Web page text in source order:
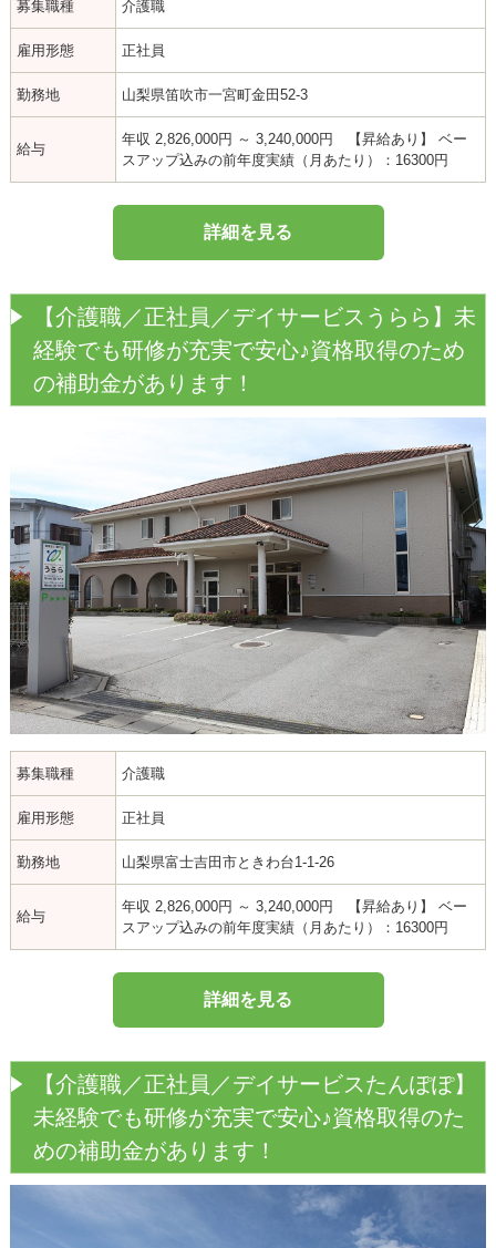
募集職種 介護職
雇用形態 正社員
勤務地 山梨県笛吹市一宮町金田52-3
給与
年収 2,826,000円 ～ 3,240,000円 【昇給あり】 ベー
スアップ込みの前年度実績（月あたり）：16300円
詳細を見る
【介護職／正社員／デイサービスうらら】未
経験でも研修が充実で安心♪資格取得のため
の補助金があります！
募集職種 介護職
雇用形態 正社員
勤務地 山梨県富士吉田市ときわ台1-1-26
給与
年収 2,826,000円 ～ 3,240,000円 【昇給あり】 ベー
スアップ込みの前年度実績（月あたり）：16300円
詳細を見る
【介護職／正社員／デイサービスたんぽぽ】
未経験でも研修が充実で安心♪資格取得のた
めの補助金があります！